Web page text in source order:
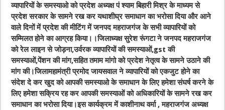
व्यापारियों के समस्याओ को प्रदेश अध्यक्ष पं श्याम बिहारी मिश्र के माध्यम से
प्रदेश सरकार के सामने रख कर यथाशीघ्र समाधान का भरोसा दिया और आने
वाले दिनों में प्रदेश की मीटिंग में जनपद महराजगंज के सभी व्यापारियों को
सम्मिलत होने का आग्रह किया।।जिलाध्यक्ष सुरेश रूंगटा ने जनपद महराजगंज
को रेल लाइन से जोड़ना,उर्वरक व्यापारियों की समस्याओं,gst की
समस्याओं,पेंशन की मांग,सहित तमाम मांगो को प्रदेश नेतृत्व के सामने उठाने की
मांग की।जिलामहामंत्री प्रमोद जायसवाल ने व्यापारियों को एकजुट होने का
संदेश दे कर खुद को आपकी समस्याओ के समाधान के लिए हमेशा संघर्ष करने के
लिए हमेशा सक्रिय रह कर आपकी समस्याओं को अधिकारियों के सामने रख कर
समाधान का भरोसा दिया।इस कार्यक्रम में काशीनाथ वर्मा , महराजगंज अध्यक्ष